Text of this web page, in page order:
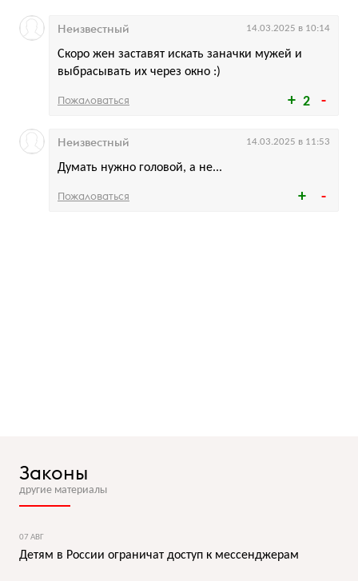
2
Скоро жен заставят искать заначки мужей и
выбрасывать их через окно :)
Неизвестный 14.03.2025 в 10:14
Пожаловаться
Думать нужно головой, а не...
Неизвестный 14.03.2025 в 11:53
Пожаловаться
Законы
другие материалы
07 АВГ
Детям в России ограничат доступ к мессенджерам